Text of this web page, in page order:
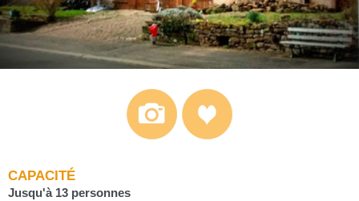
CAPACITÉ
Jusqu'à 13 personnes